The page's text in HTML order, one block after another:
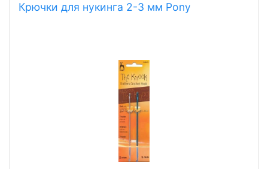
Крючки для нукинга 2-3 мм Pony